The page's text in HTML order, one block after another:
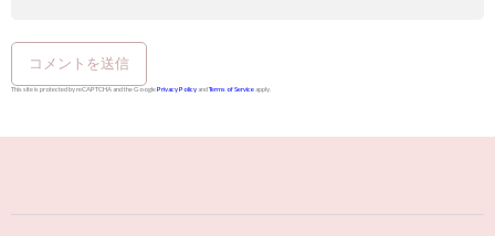
This site is protected by reCAPTCHA and the GooglePrivacy Policy andTerms of Service apply.